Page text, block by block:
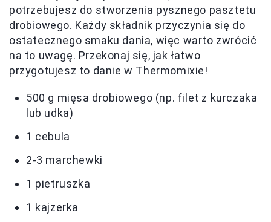
potrzebujesz do stworzenia pysznego pasztetu
drobiowego. Każdy składnik przyczynia się do
ostatecznego smaku dania, więc warto zwrócić
na to uwagę. Przekonaj się, jak łatwo
przygotujesz to danie w Thermomixie!
500 g mięsa drobiowego (np. filet z kurczaka
lub udka)
1 cebula
2-3 marchewki
1 pietruszka
1 kajzerka